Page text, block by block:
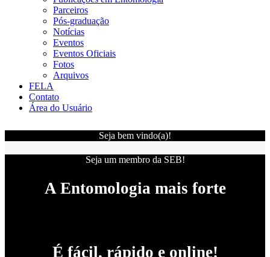
Parceiros
Pós-graduação
Notícias
Eventos
Eventos Oficiais
Fotos
Arquivos
FELA
Contato
Área do Usuário
Seja bem vindo(a)!
Seja um membro da SEB!
A Entomologia mais forte
É fácil, rápido e online!